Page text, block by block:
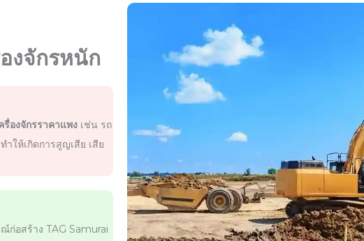
งจักรหนัก
องจักรราคาแพง เช่น รถ
ให้เกิดการสูญเสีย เสีย
ก่อสร้าง TAG Samurai